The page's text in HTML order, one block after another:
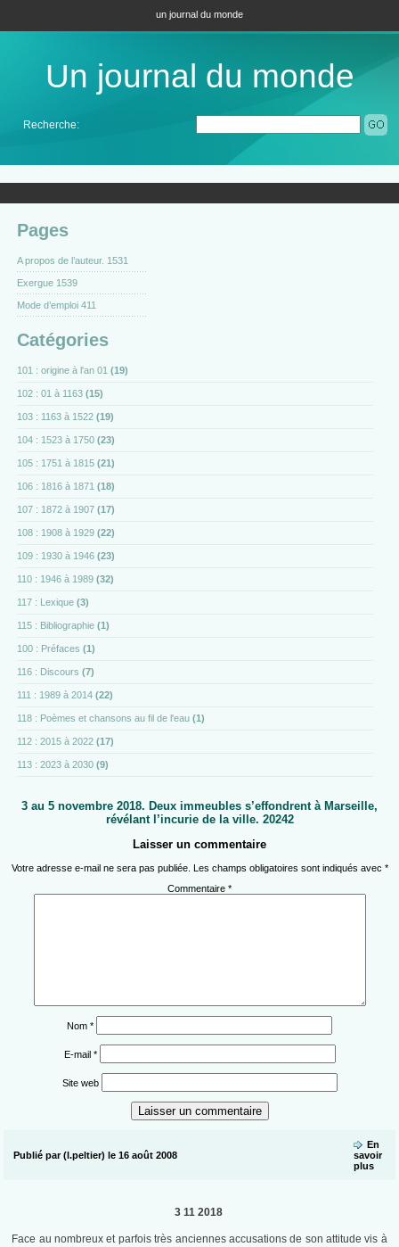
un journal du monde
Un journal du monde
Recherche:
Pages
A propos de l’auteur. 1531
Exergue 1539
Mode d’emploi 411
Catégories
101 : origine à l'an 01 (19)
102 : 01 à 1163 (15)
103 : 1163 à 1522 (19)
104 : 1523 à 1750 (23)
105 : 1751 à 1815 (21)
106 : 1816 à 1871 (18)
107 : 1872 à 1907 (17)
108 : 1908 à 1929 (22)
109 : 1930 à 1946 (23)
110 : 1946 à 1989 (32)
117 : Lexique (3)
115 : Bibliographie (1)
100 : Préfaces (1)
116 : Discours (7)
111 : 1989 à 2014 (22)
118 : Poèmes et chansons au fil de l'eau (1)
112 : 2015 à 2022 (17)
113 : 2023 à 2030 (9)
3 au 5 novembre 2018. Deux immeubles s’effondrent à Marseille,
révélant l’incurie de la ville. 20242
Laisser un commentaire
Votre adresse e-mail ne sera pas publiée. Les champs obligatoires sont indiqués avec *
Commentaire *
Nom *
E-mail *
Site web
Publié par (l.peltier) le 16 août 2008
En
savoir
plus
3 11 2018
Face au nombreux et parfois très anciennes accusations de son attitude vis à